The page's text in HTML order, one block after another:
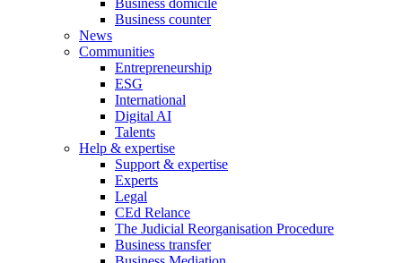
Business domicile
Business counter
News
Communities
Entrepreneurship
ESG
International
Digital AI
Talents
Help & expertise
Support & expertise
Experts
Legal
CEd Relance
The Judicial Reorganisation Procedure
Business transfer